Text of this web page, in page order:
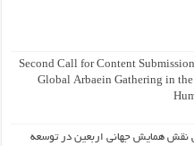
Second Call for Content
Global Arbaein Gathering in
نقش همایش جهانی اربعین در توسعه